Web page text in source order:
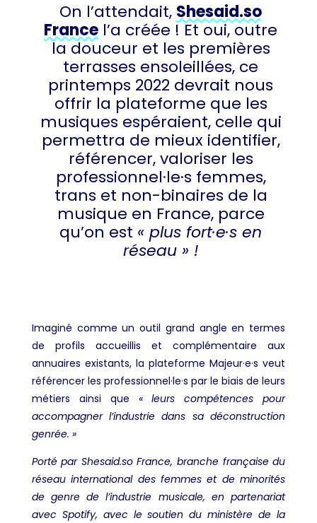
On l’attendait, Shesaid.so
France l’a créée ! Et oui, outre
la douceur et les premières
terrasses ensoleillées, ce
printemps 2022 devrait nous
offrir la plateforme que les
musiques espéraient, celle qui
permettra de mieux identifier,
référencer, valoriser les
professionnel·le·s femmes,
trans et non-binaires de la
musique en France, parce
qu’on est « plus fort·e·s en
réseau » !
Imaginé comme un outil grand angle en termes
de profils accueillis et complémentaire aux
annuaires existants, la plateforme Majeur·e·sveut
référencer les professionnel·le·s par le biais de leurs
métiers ainsi que « leurs compétences pour
accompagner l’industrie dans sa déconstruction
genrée. »
Porté par Shesaid.so France, branche française du
réseau international des femmes et de minorités
de genre de l’industrie musicale, en partenariat
avec Spotify, avec le soutien du ministère de la